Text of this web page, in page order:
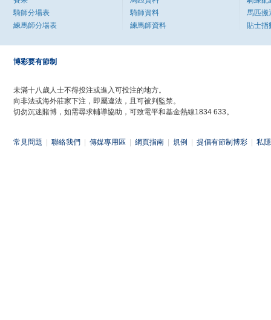
騎師分場表
練馬師分場表
騎師資料
練馬師資料
馬匹搬
貼士指
博彩要有節制
未滿十八歲人士不得投注或進入可投注的地方。
向非法或海外莊家下注，即屬違法，且可被判監禁。
切勿沉迷賭博，如需尋求輔導協助，可致電平和基金熱線1834 633。
常見問題 聯絡我們 傳媒專用區 網頁指南 規例 提倡有節制博彩 私